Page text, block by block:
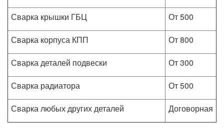
Сварка крышки ГБЦ
От 500
Сварка корпуса КПП
От 800
Сварка деталей подвески
От 300
Сварка радиатора
От 500
Сварка любых других деталей
Договорная